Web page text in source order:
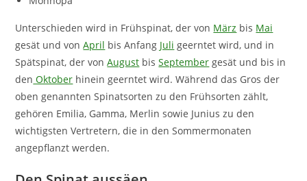
Unterschieden wird in Frühspinat, der von März bis Mai
gesät und vonApril bis Anfang Juli geerntet wird, und in
Spätspinat, der vonAugust bisSeptember gesät und bis in
den Oktober hinein geerntet wird. Während das Gros der
oben genannten Spinatsorten zu den Frühsorten zählt,
gehören Emilia, Gamma, Merlin sowie Junius zu den
wichtigsten Vertretern, die in den Sommermonaten
angepflanzt werden.